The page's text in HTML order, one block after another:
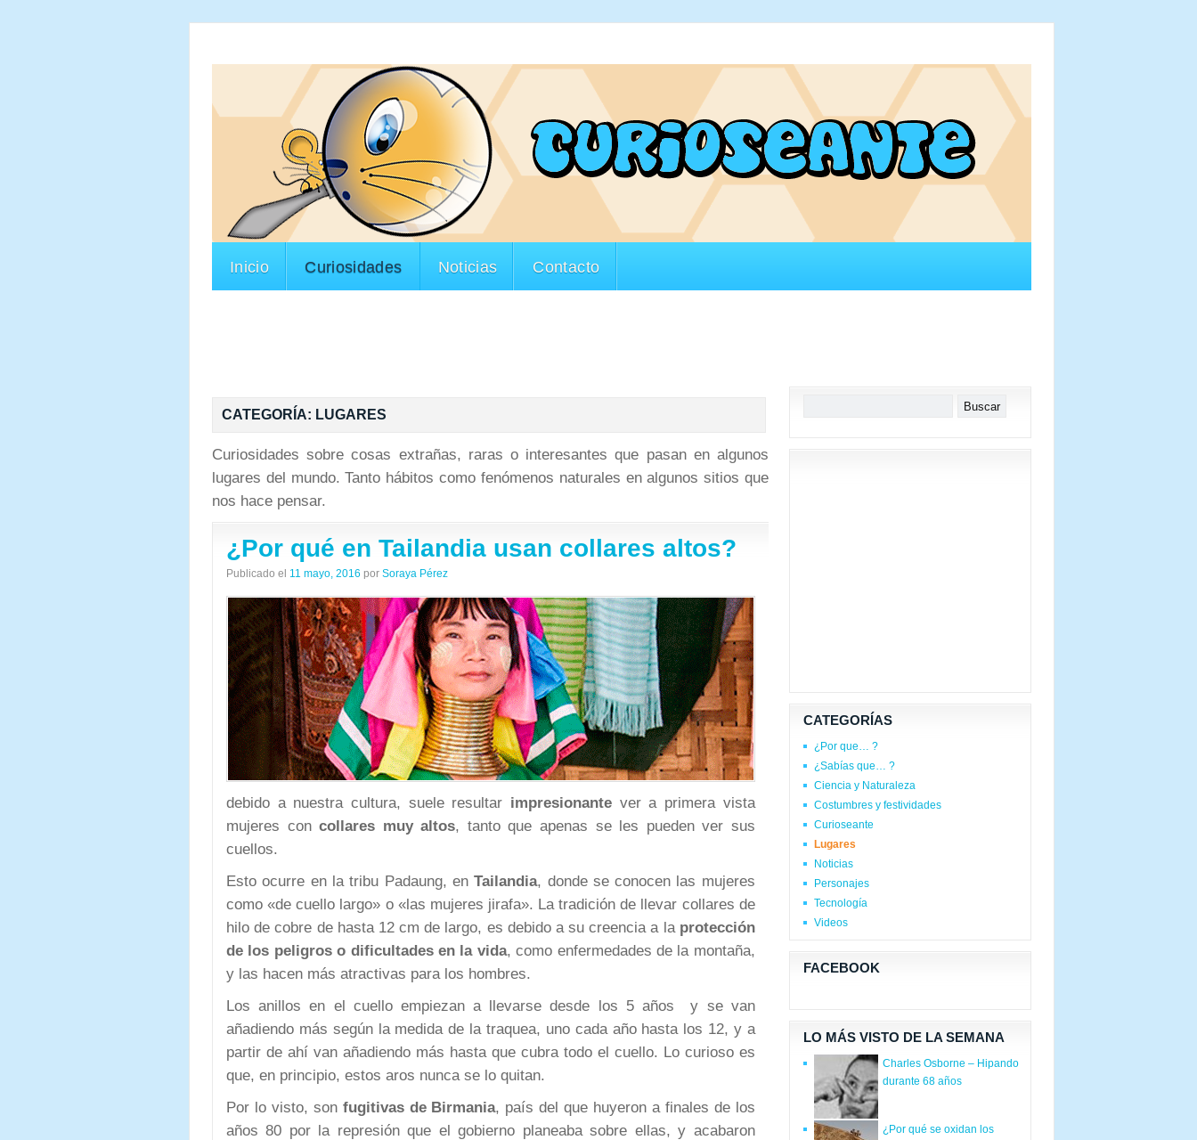
Inicio Curiosidades Noticias Contacto
CATEGORÍA: LUGARES
Curiosidades sobre cosas extrañas, raras o interesantes que pasan en algunos
lugares del mundo. Tanto hábitos como fenómenos naturales en algunos sitios que
nos hace pensar.
¿Por qué en Tailandia usan collares altos?
Publicado el 11 mayo, 2016 por Soraya Pérez
debido a nuestra cultura, suele resultar impresionante ver a primera vista
mujeres concollares muy altos, tanto que apenas se les pueden ver sus
cuellos.
Esto ocurre en la tribu Padaung, enTailandia, donde se conocen las mujeres
como «de cuello largo» o «las mujeres jirafa». La tradición de llevar collares de
hilo de cobre de hasta 12 cm de largo, es debido a su creencia a laprotección
de los peligros o dificultades en la vida, como enfermedades de la montaña,
y las hacen más atractivas para los hombres.
Los anillos en el cuello empiezan a llevarse desde los 5 años y se van
añadiendo más según la medida de la traquea, uno cada año hasta los 12, y a
partir de ahí van añadiendo más hasta que cubra todo el cuello. Lo curioso es
que, en principio, estos aros nunca se lo quitan.
Por lo visto, son fugitivas de Birmania, país del que huyeron a finales de los
años 80 por la represión que el gobierno planeaba sobre ellas, y acabaron
CATEGORÍAS
¿Por que… ?
¿Sabías que… ?
Ciencia y Naturaleza
Costumbres y festividades
Curioseante
Lugares
Noticias
Personajes
Tecnología
Videos
FACEBOOK
LO MÁS VISTO DE LA SEMANA
Charles Osborne – Hipando
durante 68 años
¿Por qué se oxidan los